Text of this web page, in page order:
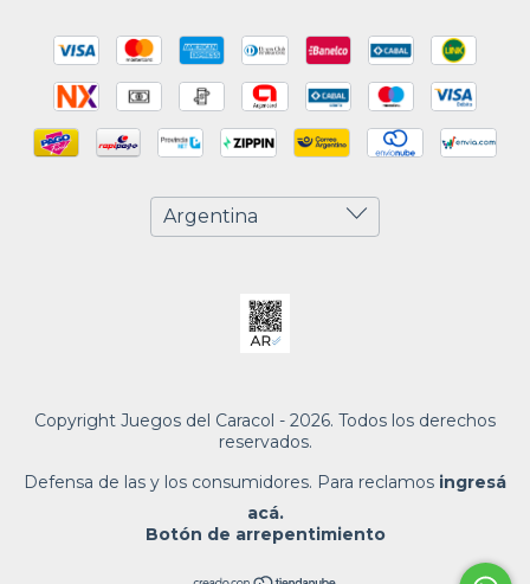
Copyright Juegos del Caracol - 2026. Todos los derechos
reservados.
Defensa de las y los consumidores. Para reclamos ingresá
acá.
Botón de arrepentimiento